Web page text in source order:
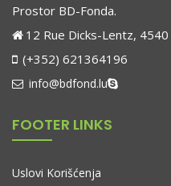
Prostor BD-Fonda.
12 Rue Dicks-Lentz,
(+352) 621364196
info@bdfond.lu
FOOTER LINKS
Uslovi Korišćenja